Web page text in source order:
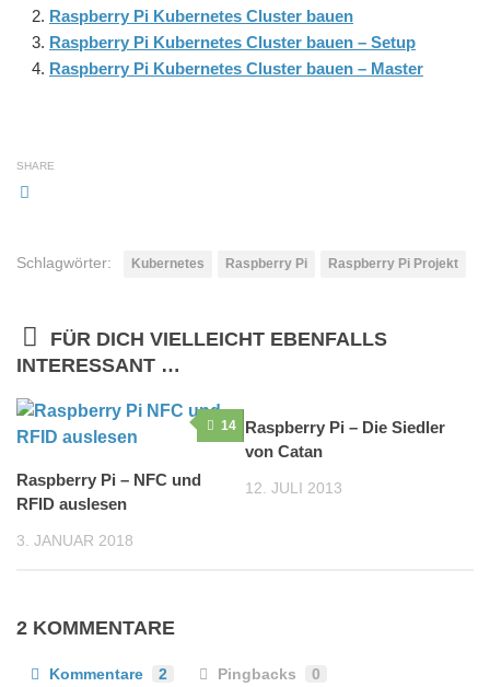
Raspberry Pi Kubernetes Cluster bauen
Raspberry Pi Kubernetes Cluster bauen – Setup
Raspberry Pi Kubernetes Cluster bauen – Master
SHARE
Schlagwörter: Kubernetes Raspberry Pi Raspberry Pi Projekt
FÜR DICH VIELLEICHT EBENFALLS
INTERESSANT …
14
Raspberry Pi – NFC und
RFID auslesen
3. JANUAR 2018
Raspberry Pi – Die Siedler
von Catan
12. JULI 2013
2 KOMMENTARE
Kommentare 2 Pingbacks 0